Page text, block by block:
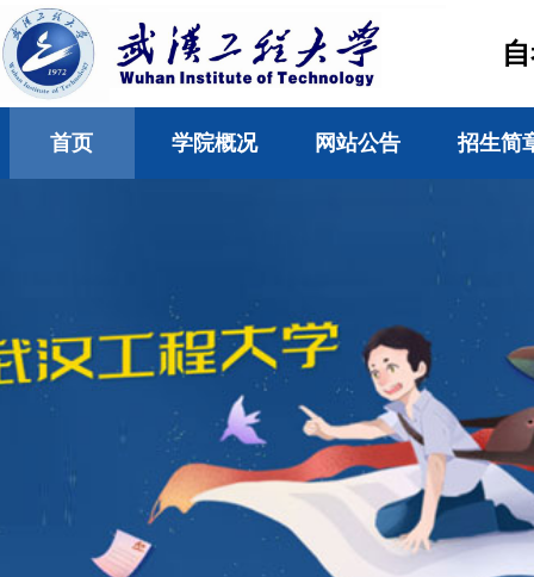
首页 学院概况 网站公告 招生简